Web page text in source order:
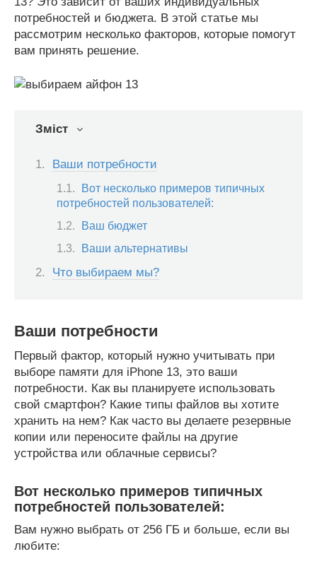
потребностей и бюджета. В этой статье мы
рассмотрим несколько факторов, которые помогут
вам принять решение.
Зміст
Ваши потребности
Вот несколько примеров типичных
потребностей пользователей:
Ваш бюджет
Ваши альтернативы
Что выбираем мы?
Ваши потребности
Первый фактор, который нужно учитывать при
выборе памяти для iPhone 13, это ваши
потребности. Как вы планируете использовать
свой смартфон? Какие типы файлов вы хотите
хранить на нем? Как часто вы делаете резервные
копии или переносите файлы на другие
устройства или облачные сервисы?
Вот несколько примеров типичных
потребностей пользователей:
Вам нужно выбрать от 256 ГБ и больше, если вы
любите: